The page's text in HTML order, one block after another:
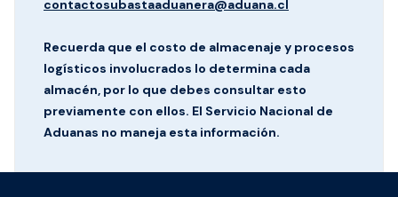
contactosubastaaduanera@aduana.cl
Recuerda que el costo de almacenaje y procesos
logísticos involucrados lo determina cada
almacén, por lo que debes consultar esto
previamente con ellos. El Servicio Nacional de
Aduanas no maneja esta información.